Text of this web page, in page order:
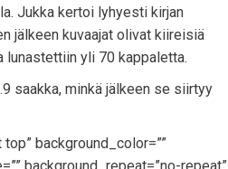
Jukka kertoi lyhyesti kirjan
jälkeen kuvaajat olivat kiireisiä
lunastettiin yli 70 kappaletta.
saakka, minkä jälkeen se siirtyy
background_color=””